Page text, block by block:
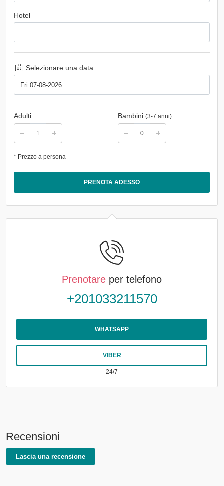
Hotel
Selezionare una data
Adulti Bambini (3-7 anni)
* Prezzo a persona
PRENOTA ADESSO
Prenotare per telefono
+201033211570
WHATSAPP
VIBER
24/7
Recensioni
Lascia una recensione